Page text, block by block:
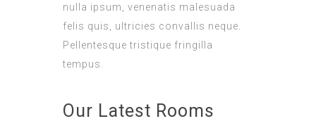
nulla ipsum, venenatis malesuada
felis quis, ultricies convallis neque.
Pellentesque tristique fringilla
tempus.
Our Latest Rooms